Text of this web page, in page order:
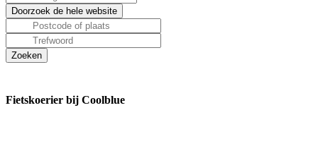
Fietskoerier bij Coolblue